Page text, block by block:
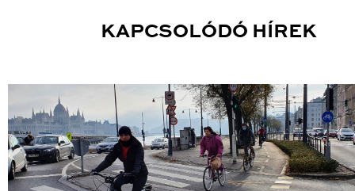
KAPCSOLÓDÓ HÍREK